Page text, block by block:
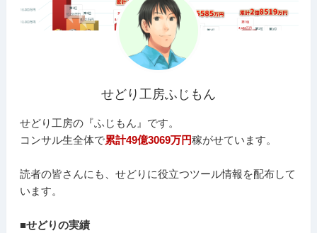
せどり工房ふじもん
せどり工房の『ふじもん』です。
コンサル生全体で累計49億3069万円稼がせています。
読者の皆さんにも、せどりに役立つツール情報を配布して
います。
■せどりの実績